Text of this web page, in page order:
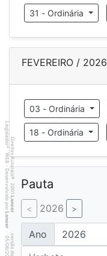
31 - Ordinária
FEVEREIRO / 2026
03 - Ordinária
18 - Ordinária
Pauta
2026
Ano
Direitos Autorais
©
2001
Lancer
Legislador
®
WEB - Desenvolvido por
Lancer
6
8
4
:3
9
0
5
/
0
6
/
2
0
2
6